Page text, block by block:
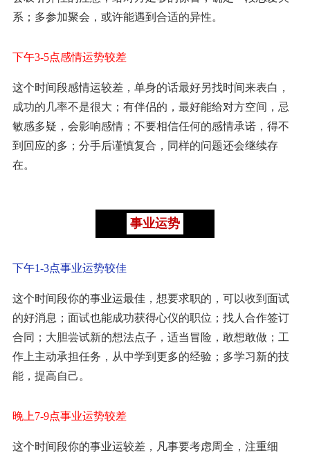
系；多参加聚会，或许能遇到合适的异性。
下午3-5点感情运势较差
这个时间段感情运较差，单身的话最好另找时间来表白，
成功的几率不是很大；有伴侣的，最好能给对方空间，忌
敏感多疑，会影响感情；不要相信任何的感情承诺，得不
到回应的多；分手后谨慎复合，同样的问题还会继续存
在。
事业运势
下午1-3点事业运势较佳
这个时间段你的事业运最佳，想要求职的，可以收到面试
的好消息；面试也能成功获得心仪的职位；找人合作签订
合同；大胆尝试新的想法点子，适当冒险，敢想敢做；工
作上主动承担任务，从中学到更多的经验；多学习新的技
能，提高自己。
晚上7-9点事业运势较差
这个时间段你的事业运较差，凡事要考虑周全，注重细